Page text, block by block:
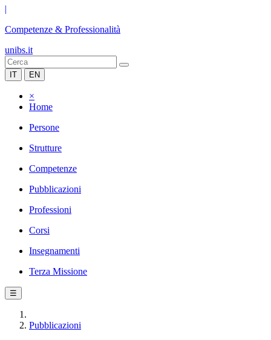
|
Competenze & Professionalità
unibs.it
IT EN
×
Home
Persone
Strutture
Competenze
Pubblicazioni
Professioni
Corsi
Insegnamenti
Terza Missione
☰
Pubblicazioni